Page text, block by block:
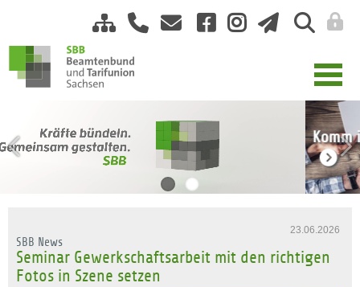
Komm in die SBB-Familie: Jetzt 15€-Gutschein sichern!
23.06.2026
SBB News
Seminar Gewerkschaftsarbeit mit den richtigen
Fotos in Szene setzen